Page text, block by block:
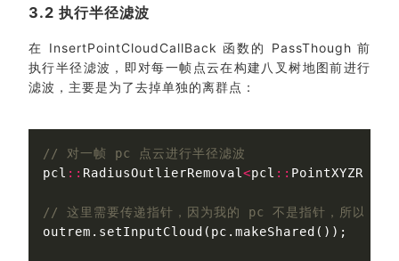
3.2 执行半径滤波
在 InsertPointCloudCallBack 函数的 PassThough 前
执行半径滤波，即对每一帧点云在构建八叉树地图前进行
滤波，主要是为了去掉单独的离群点：
// 对一帧 pc 点云进行半径滤波
pcl :: RadiusOutlierRemoval <pcl :: PointXYZRGB
// 这里需要传递指针，因为我的 pc 不是指针，所以这里
outrem . setInputCloud ( pc . makeShared ());